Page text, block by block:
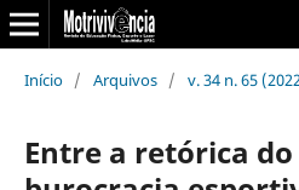
Início / Arquivos / v. 34 n. 65
Entre a retórica